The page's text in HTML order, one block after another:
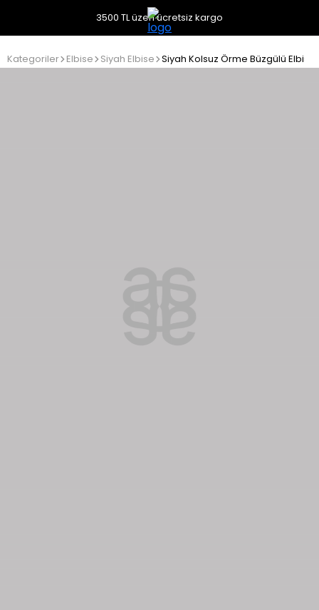
3500 TL üzeri ücretsiz kargo
Kategoriler Elbise Siyah Elbise Siyah Kolsuz Örme Büzgülü Elbise